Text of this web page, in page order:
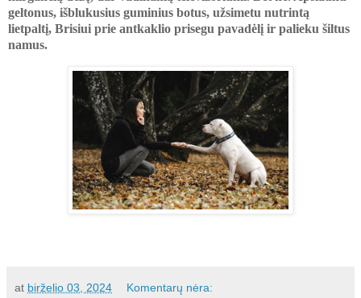
geltonus, išblukusius guminius botus, užsimetu nutrintą
lietpaltį, Brisiui prie antkaklio prisegu pavadėlį ir palieku šiltus
namus.
at birželio 03, 2024 Komentarų nėra: